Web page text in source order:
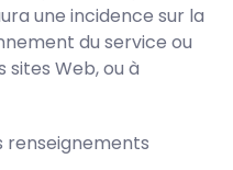
une incidence sur la
du service ou
sites Web, ou à
renseignements